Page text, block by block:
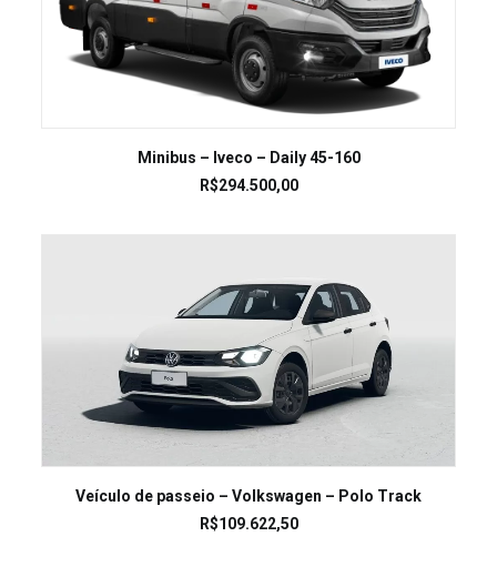
LEIA MAIS
Minibus – Iveco – Daily 45-160
R$294.500,00
LEIA MAIS
Veículo de passeio – Volkswagen – Polo Track
R$109.622,50